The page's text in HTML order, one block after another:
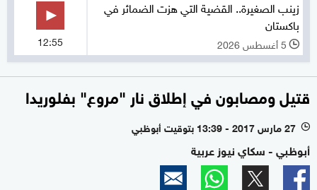
زينب الصغيرة.. القضية التي هزت الضمائر في
باكستان
l 5 أغسطس 2026 12:55
قتيل ومصابون في إطلاق نار "مروع" بفلوريدا
l 27 مارس 2017 - 13:39 بتوقيت أبوظبي
أبوظبي - سكاي نيوز عربية